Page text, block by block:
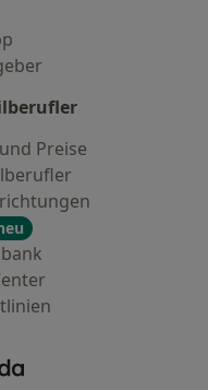
Preise
- Startseite